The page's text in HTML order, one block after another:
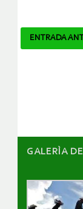
ENTRADA
GALERÌA